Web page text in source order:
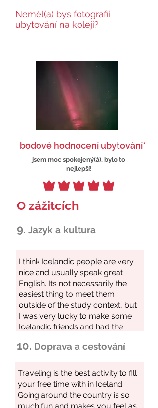
Neměl(a) bys fotografii
ubytování na koleji?
bodové hodnocení ubytování*
jsem moc spokojený(á), bylo to
nejlepší!
O zážitcích
9. Jazyk a kultura
10. Doprava a cestování